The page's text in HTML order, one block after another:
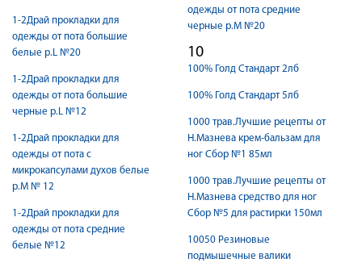
1-2Драй прокладки для
одежды от пота большие
белые р.L №20
1-2Драй прокладки для
одежды от пота большие
черные р.L №12
1-2Драй прокладки для
одежды от пота с
микрокапсулами духов белые
р.М № 12
1-2Драй прокладки для
одежды от пота средние
белые №12
одежды от пота средние
черные р.М №20
10
100% Голд Стандарт 2лб
100% Голд Стандарт 5лб
1000 трав.Лучшие рецепты от
Н.Мазнева крем-бальзам для
ног Сбор №1 85мл
1000 трав.Лучшие рецепты от
Н.Мазнева средство для ног
Сбор №5 для растирки 150мл
10050 Резиновые
подмышечные валики